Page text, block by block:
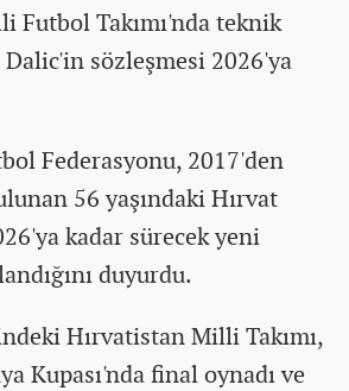
Futbol Takımı'nda teknik
sözleşmesi 2026'ya
Federasyonu, 2017'den
56 yaşındaki Hırvat
kadar sürecek yeni
duyurdu.
Hırvatistan Milli Takımı,
Kupası'nda final oynadı ve